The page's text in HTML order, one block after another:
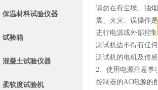
保温材料试验仪器
试验箱
混凝土试验仪器
柔软度试验机
请勿在有尘埃、油
震、火灾、 误操作
进行电源或外部控
测试机边不得有任
测试机的电机及传
2、使用电源注意事项
控制器的AC电源的